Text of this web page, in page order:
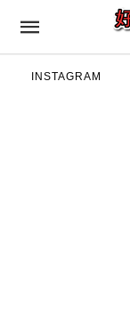
INSTAGRAM